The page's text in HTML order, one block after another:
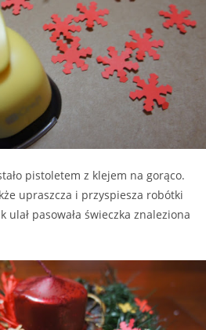
pistoletem z klejem na gorąco.
upraszcza i przyspiesza robótki
ulał pasowała świeczka znaleziona